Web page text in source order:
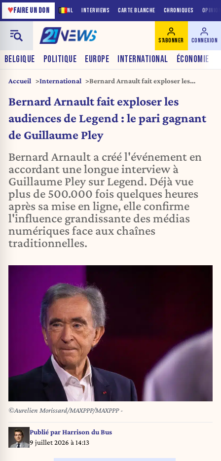
NL INTERVIEWS CARTE BLANCHE CHRONIQUES
♥FAIRE UN DON
BELGIQUE POLITIQUE EUROPE INTERNATIONAL ÉCONOMIE
S'ABONNER CONNEXION
Accueil International
Bernard Arnault fait exploser les
de Guillaume Pley
Bernard Arnault fait exploser les
audiences de Legend : le pari gagnant
de Guillaume Pley
Bernard Arnault a créé l'événement en
accordant une longue interview à
Guillaume Pley sur Legend. Déjà vue
plus de 500.000 fois quelques heures
après sa mise en ligne, elle confirme
l'influence grandissante des médias
numériques face aux chaînes
traditionnelles.
©Aurelien Morissard/MAXPPP/MAXPPP -
Publié parHarrison du Bus
9 juillet 2026 à 14:13